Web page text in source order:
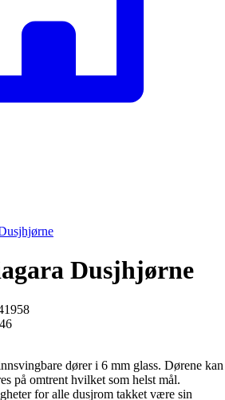
Dusjhjørne
dører i 6 mm glass. Dørene kan
på omtrent hvilket som helst mål.
for alle dusjrom takket være sin